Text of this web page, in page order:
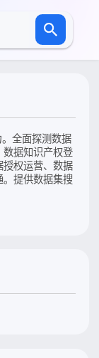
全面探测数据
数据知识产权登
授权运营、数据
提供数据集搜